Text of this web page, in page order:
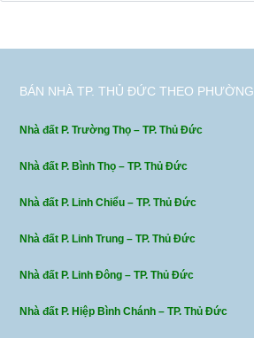
BÁN NHÀ TP. THỦ ĐỨC THEO PHƯỜNG
Nhà đất P. Trường Thọ – TP. Thủ Đức
Nhà đất P. Bình Thọ – TP. Thủ Đức
Nhà đất P. Linh Chiểu – TP. Thủ Đức
Nhà đất P. Linh Trung – TP. Thủ Đức
Nhà đất P. Linh Đông – TP. Thủ Đức
Nhà đất P. Hiệp Bình Chánh – TP. Thủ Đức